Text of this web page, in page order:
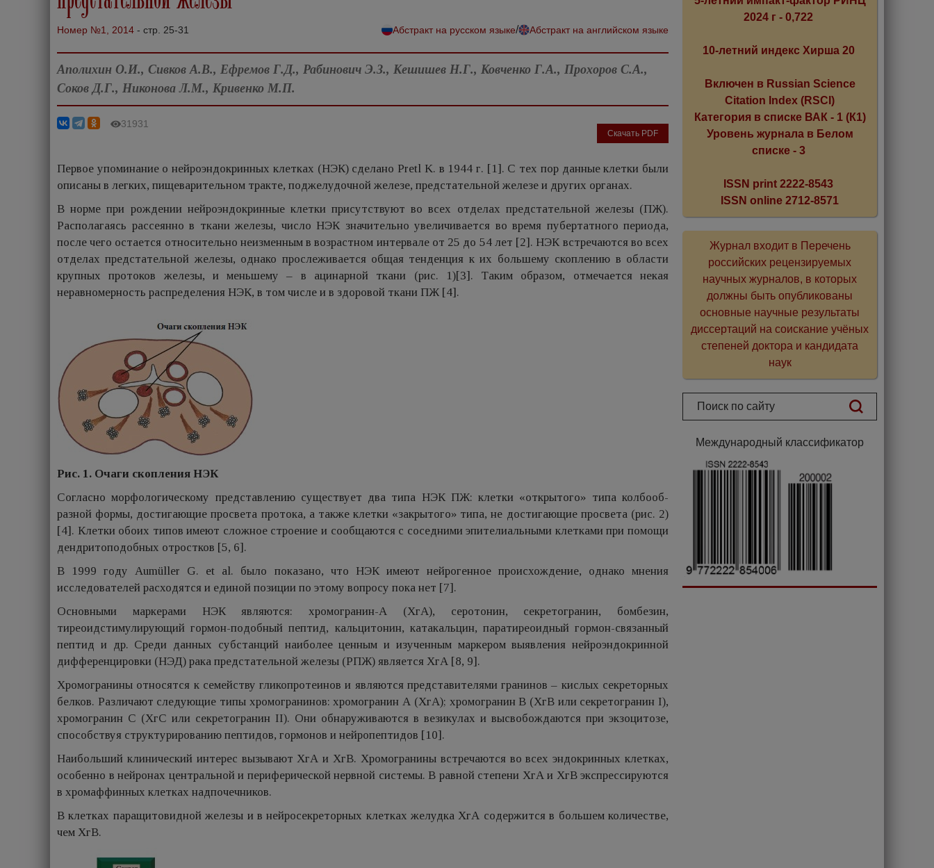
Номер №1, 2014 - стр. 25-31 Абстракт на русском языке/ Абстракт на английском языке
Аполихин О.И., Сивков А.В., Ефремов Г.Д., Рабинович Э.З., Кешишев Н.Г., Ковченко Г.А., Прохоров С.А.,
Соков Д.Г., Никонова Л.М., Кривенко М.П.
31931
Скачать PDF
Первое упоминание о нейроэндокринных клетках (НЭК) сделано Pretl K. в 1944 г. [1]. С тех пор данные клетки были
описаны в легких, пищеварительном тракте, поджелудочной железе, предстательной железе и других органах.
В норме при рождении нейроэндокринные клетки присутствуют во всех отделах предстательной железы (ПЖ).
Располагаясь рассеянно в ткани железы, число НЭК значительно увеличивается во время пубертатного периода,
после чего остается относительно неизменным в возрастном интервале от 25 до 54 лет [2]. НЭК встречаются во всех
отделах предстательной железы, однако прослеживается общая тенденция к их большему скоплению в области
крупных протоков железы, и меньшему – в ацинарной ткани (рис. 1)[3]. Таким образом, отмечается некая
неравномерность распределения НЭК, в том числе и в здоровой ткани ПЖ [4].
Рис. 1. Очаги скопления НЭК
Согласно морфологическому представлению существует два типа НЭК ПЖ: клетки «открытого» типа колбооб-
разной формы, достигающие просвета протока, а также клетки «закрытого» типа, не достигающие просвета (рис. 2)
[4]. Клетки обоих типов имеют сложное строение и сообщаются с соседними эпителиальными клетками при помощи
дендритоподобных отростков [5, 6].
В 1999 году Aumüller G. et al. было показано, что НЭК имеют нейрогенное происхождение, однако мнения
исследователей расходятся и единой позиции по этому вопросу пока нет [7].
Основными маркерами НЭК являются: хромогранин-А (ХгА), серотонин, секретогранин, бомбезин,
тиреоидстимулирующий гормон-подобный пептид, кальцитонин, катакальцин, паратиреоидный гормон-связанный
пептид и др. Среди данных субстанций наиболее ценным и изученным маркером выявления нейроэндокринной
дифференцировки (НЭД) рака предстательной железы (РПЖ) является ХгА [8, 9].
Хромогранины относятся к семейству гликопротеинов и являются представителями гранинов – кислых секреторных
белков. Различают следующие типы хромогранинов: хромогранин А (ХгА); хромогранин В (ХгВ или секретогранин I),
хромогранин С (ХгС или секретогранин II). Они обнаруживаются в везикулах и высвобождаются при экзоцитозе,
способствуя структурированию пептидов, гормонов и нейропептидов [10].
Наибольший клинический интерес вызывают ХгА и ХгВ. Хромогранины встречаются во всех эндокринных клетках,
особенно в нейронах центральной и периферической нервной системы. В равной степени ХгА и ХгВ экспрессируются
в хромаффинных клетках надпочечников.
В клетках паращитовидной железы и в нейросекреторных клетках желудка ХгА содержится в большем количестве,
чем ХгВ.
2024 г - 0,722
10-летний индекс Хирша 20
Включен в Russian Science
Citation Index (RSCI)
Категория в списке ВАК - 1 (К1)
Уровень журнала в Белом
списке - 3
ISSN print 2222-8543
ISSN online 2712-8571
Журнал входит в Перечень
российских рецензируемых
научных журналов, в которых
должны быть опубликованы
основные научные результаты
диссертаций на соискание учёных
степеней доктора и кандидата
наук
Международный классификатор